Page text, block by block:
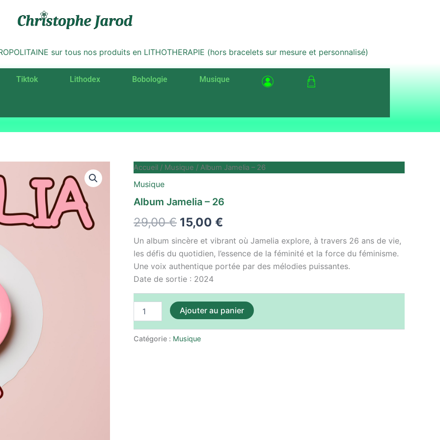
sur tous nos produits en LITHOTHERAPIE (hors bracelets sur mesure et personnalisé)
Tiktok Lithodex Bobologie Musique
Accueil / Musique / Album Jamelia – 26
Musique
Album Jamelia – 26
29,00€
Le
initial
était :
29,00 €.
15,00 €
Le
actuel
15,00 €.
Un album sincère et vibrant où Jamelia explore, à travers 26 ans de vie,
les défis du quotidien, l’essence de la féminité et la force du féminisme.
Une voix authentique portée par des mélodies puissantes.
Date de sortie : 2024
quantité
de
Album
-
Ajouter au panier
Catégorie : Musique